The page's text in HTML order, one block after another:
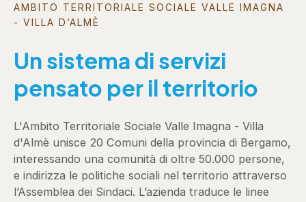
AMBITO TERRITORIALE SOCIALE VALLE IMAGNA
- VILLA D’ALMÈ
Un sistema di servizi
pensato per il territorio
L'Ambito Territoriale Sociale Valle Imagna - Villa
d'Almè unisce 20 Comuni della provincia di Bergamo,
interessando una comunità di oltre 50.000 persone,
e indirizza le politiche sociali nel territorio attraverso
l’Assemblea dei Sindaci. L’azienda traduce le linee